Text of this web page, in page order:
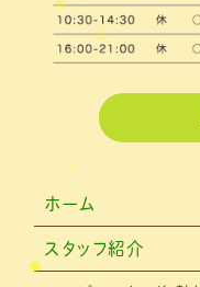
ホーム
スタッフ紹介